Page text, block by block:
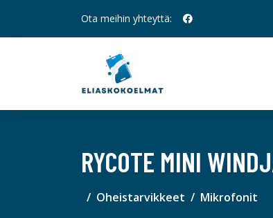
Ota meihin yhteyttä:
RYCOTE MINI
Oheistarvikkeet Mikrofonit